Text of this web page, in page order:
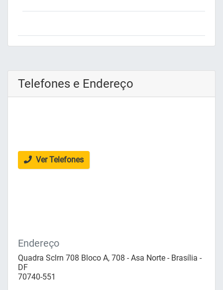
Telefones e Endereço
Ver Telefones
Endereço
Quadra Sclrn 708 Bloco A, 708 - Asa Norte - Brasília -
DF
70740-551